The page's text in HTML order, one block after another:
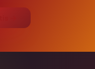
→